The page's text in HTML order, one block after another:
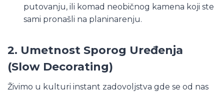
putovanju, ili komad neobičnog kamena koji ste
sami pronašli na planinarenju.
2. Umetnost Sporog Uređenja
(Slow Decorating)
Živimo u kulturi instant zadovoljstva gde se od nas